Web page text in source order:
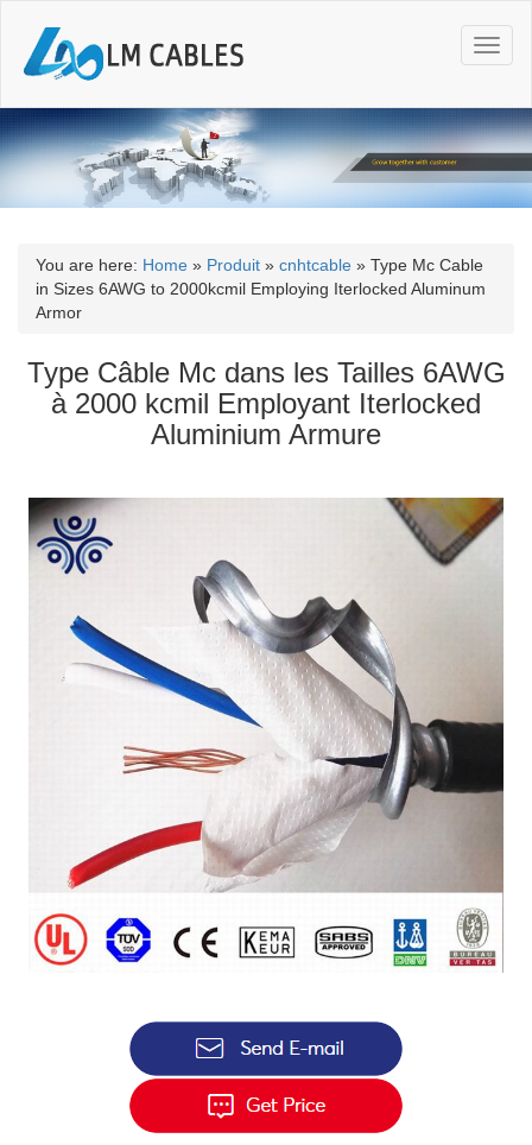
T
o
g
l
n
a
o
You are here: Home » Produit » cnhtcable » Type Mc Cable
in Sizes 6AWG to 2000kcmil Employing Iterlocked Aluminum
Armor
Type Câble Mc dans les Tailles 6AWG
à 2000 kcmil Employant Iterlocked
Aluminium Armure